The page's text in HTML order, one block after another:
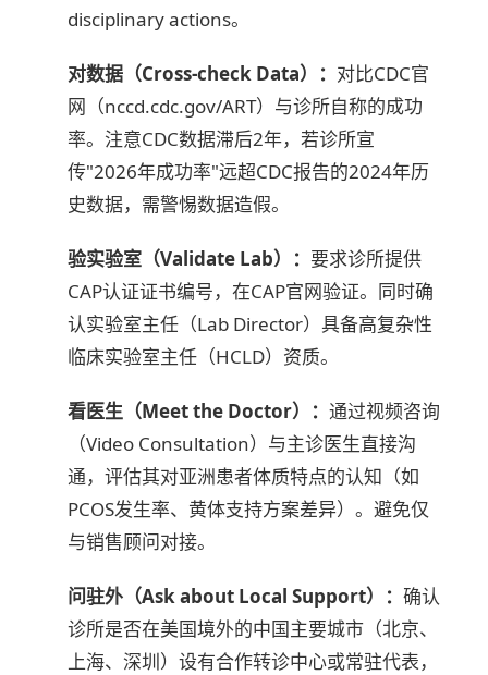
disciplinary actions。
对数据（Cross-check Data）： 对比CDC官
网（nccd.cdc.gov/ART）与诊所自称的成功
率。注意CDC数据滞后2年，若诊所宣
传"2026年成功率"远超CDC报告的2024年历
史数据，需警惕数据造假。
验实验室（Validate Lab）： 要求诊所提供
CAP认证证书编号，在CAP官网验证。同时确
认实验室主任（Lab Director）具备高复杂性
临床实验室主任（HCLD）资质。
看医生（Meet the Doctor）：通过视频咨询
（Video Consultation）与主诊医生直接沟
通，评估其对亚洲患者体质特点的认知（如
PCOS发生率、黄体支持方案差异）。避免仅
与销售顾问对接。
问驻外（Ask about Local Support）：确认
诊所是否在美国境外的中国主要城市（北京、
上海、深圳）设有合作转诊中心或常驻代表，